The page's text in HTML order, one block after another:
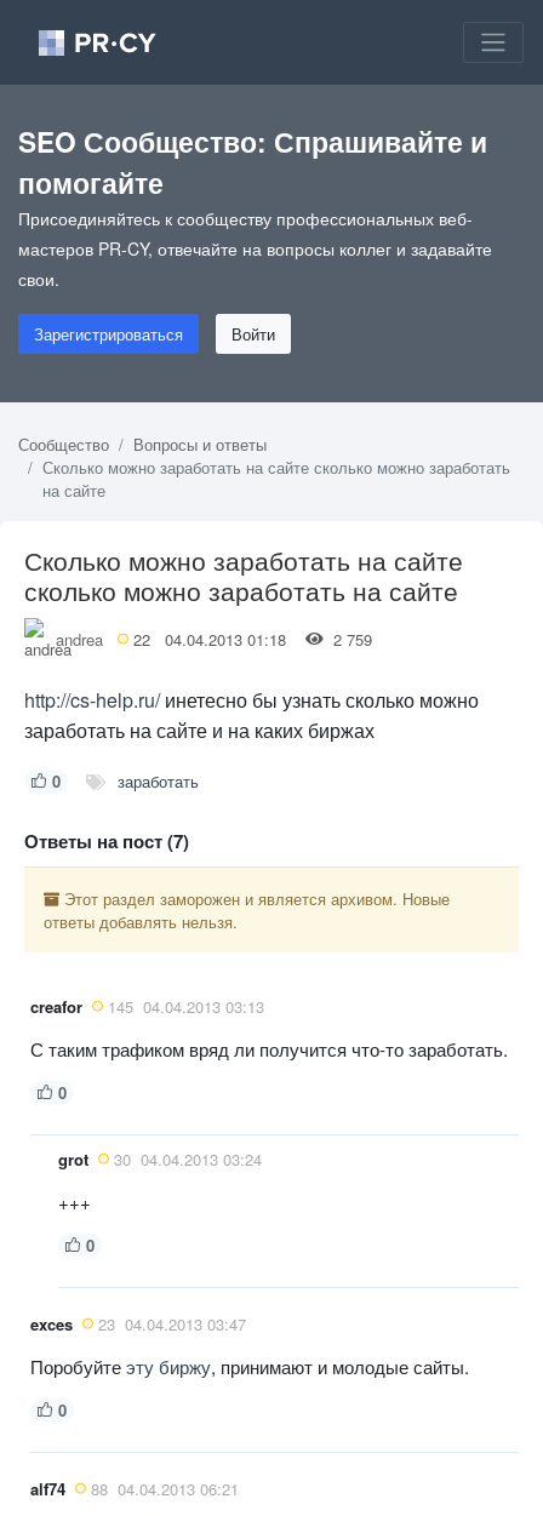
SEO Сообщество: Спрашивайте и
помогайте
Присоединяйтесь к сообществу профессиональных веб-
мастеров PR-CY, отвечайте на вопросы коллег и задавайте
свои.
Зарегистрироваться Войти
Сообщество
Вопросы и ответы
Сколько можно заработать на сайте сколько можно заработать
на сайте
Сколько можно заработать на сайте
сколько можно заработать на сайте
andrea 22 04.04.2013 01:18 2 759
http://cs-help.ru/инетесно бы узнать сколько можно
заработать на сайте и на каких биржах
0 заработать
Ответы на пост (7)
Этот раздел заморожен и является архивом. Новые
ответы добавлять нельзя.
creafor 145 04.04.2013 03:13
С таким трафиком вряд ли получится что-то заработать.
0
grot 30 04.04.2013 03:24
+++
0
exces 23 04.04.2013 03:47
Поробуйтеэту биржу, принимают и молодые сайты.
0
alf74 88 04.04.2013 06:21